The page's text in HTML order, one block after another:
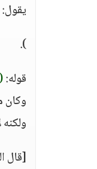
).
قوله:
وكان
[قال